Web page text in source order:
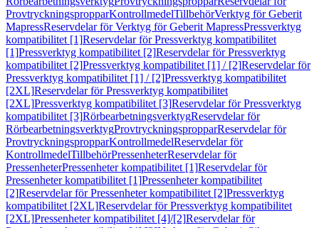
ProvtryckningspropparKontrollmedelTillbehörVerktyg för Geberit
MapressReservdelar för Verktyg för Geberit MapressPressverktyg
kompatibilitet [1]Reservdelar för Pressverktyg kompatibilitet
[1]Pressverktyg kompatibilitet [2]Reservdelar för Pressverktyg
kompatibilitet [2]Pressverktyg kompatibilitet [1] / [2]Reservdelar för
Pressverktyg kompatibilitet [1] / [2]Pressverktyg kompatibilitet
[2XL]Reservdelar för Pressverktyg kompatibilitet
[2XL]Pressverktyg kompatibilitet [3]Reservdelar för Pressverktyg
kompatibilitet [3]RörbearbetningsverktygReservdelar för
RörbearbetningsverktygProvtryckningspropparReservdelar för
ProvtryckningspropparKontrollmedelReservdelar för
KontrollmedelTillbehörPressenheterReservdelar för
PressenheterPressenheter kompatibilitet [1]Reservdelar för
Pressenheter kompatibilitet [1]Pressenheter kompatibilitet
[2]Reservdelar för Pressenheter kompatibilitet [2]Pressverktyg
kompatibilitet [2XL]Reservdelar för Pressverktyg kompatibilitet
[2XL]Pressenheter kompatibilitet [4]/[2]Reservdelar för